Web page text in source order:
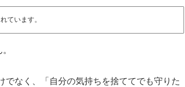
ています。
なく、「自分の気持ちを捨ててでも守りた